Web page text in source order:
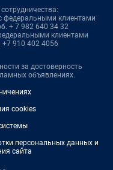
федеральными клиентами
+ 7 982 640 34 32
клиентами
+7 910 402 4056
за достоверность
объявлениях.
cookies
персональных данных и
сайта